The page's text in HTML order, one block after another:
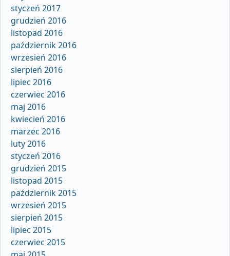
styczeń 2017
grudzień 2016
listopad 2016
październik 2016
wrzesień 2016
sierpień 2016
lipiec 2016
czerwiec 2016
maj 2016
kwiecień 2016
marzec 2016
luty 2016
styczeń 2016
grudzień 2015
listopad 2015
październik 2015
wrzesień 2015
sierpień 2015
lipiec 2015
czerwiec 2015